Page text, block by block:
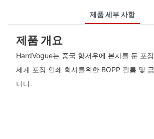
제품 세부 사항
제품 개요
HardVogue는 중국 항저우에 본사를 둔 포
세계 포장 인쇄 회사를위한 BOPP 필름 및
니다.